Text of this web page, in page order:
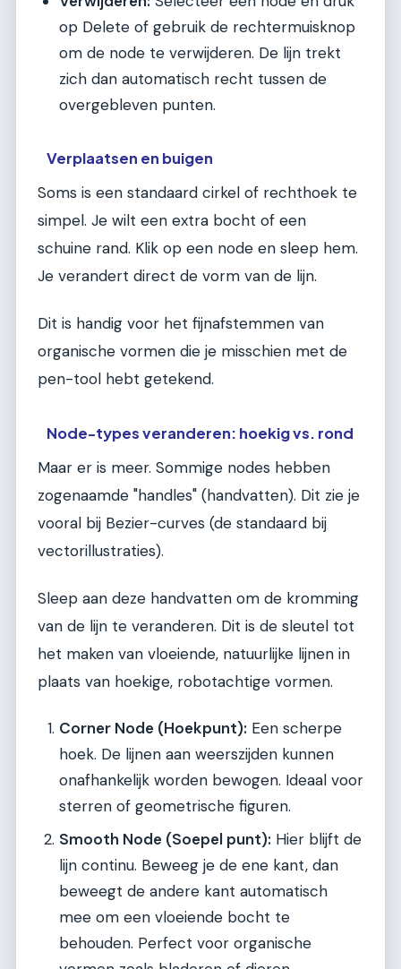
op Delete of gebruik de rechtermuisknop
om de node te verwijderen. De lijn trekt
zich dan automatisch recht tussen de
overgebleven punten.
Verplaatsen en buigen
Soms is een standaard cirkel of rechthoek te
simpel. Je wilt een extra bocht of een
schuine rand. Klik op een node en sleep hem.
Je verandert direct de vorm van de lijn.
Dit is handig voor het fijnafstemmen van
organische vormen die je misschien met de
pen-tool hebt getekend.
Node-types veranderen: hoekig vs. rond
Maar er is meer. Sommige nodes hebben
zogenaamde "handles" (handvatten). Dit zie je
vooral bij Bezier-curves (de standaard bij
vectorillustraties).
Sleep aan deze handvatten om de kromming
van de lijn te veranderen. Dit is de sleutel tot
het maken van vloeiende, natuurlijke lijnen in
plaats van hoekige, robotachtige vormen.
Corner Node (Hoekpunt): Een scherpe
hoek. De lijnen aan weerszijden kunnen
onafhankelijk worden bewogen. Ideaal voor
sterren of geometrische figuren.
Smooth Node (Soepel punt): Hier blijft de
lijn continu. Beweeg je de ene kant, dan
beweegt de andere kant automatisch
mee om een vloeiende bocht te
behouden. Perfect voor organische